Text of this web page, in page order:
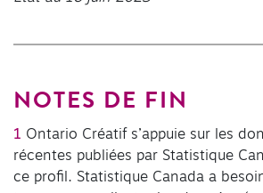
NOTES DE FIN
1 Ontario Créatif s’appuie sur les
récentes publiées par Statistique
ce profil. Statistique Canada a